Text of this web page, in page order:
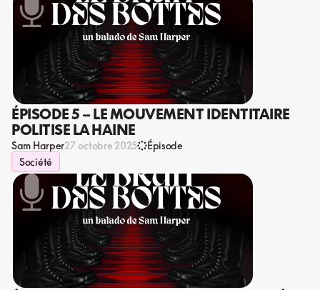
ÉPISODE 5 – LE MOUVEMENT IDENTITAIRE
POLITISE LA HAINE
Sam Harper27 octobre 2025
Épisode
Société